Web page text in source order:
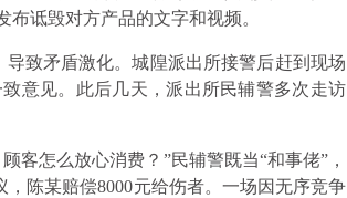
诋毁对方产品的文字和视频。
致矛盾激化。城隍派出所接警后赶到现场
意见。此后几天，派出所民辅警多次走访
客怎么放心消费？”民辅警既当“和事佬”，
陈某赔偿8000元给伤者。一场因无序竞争